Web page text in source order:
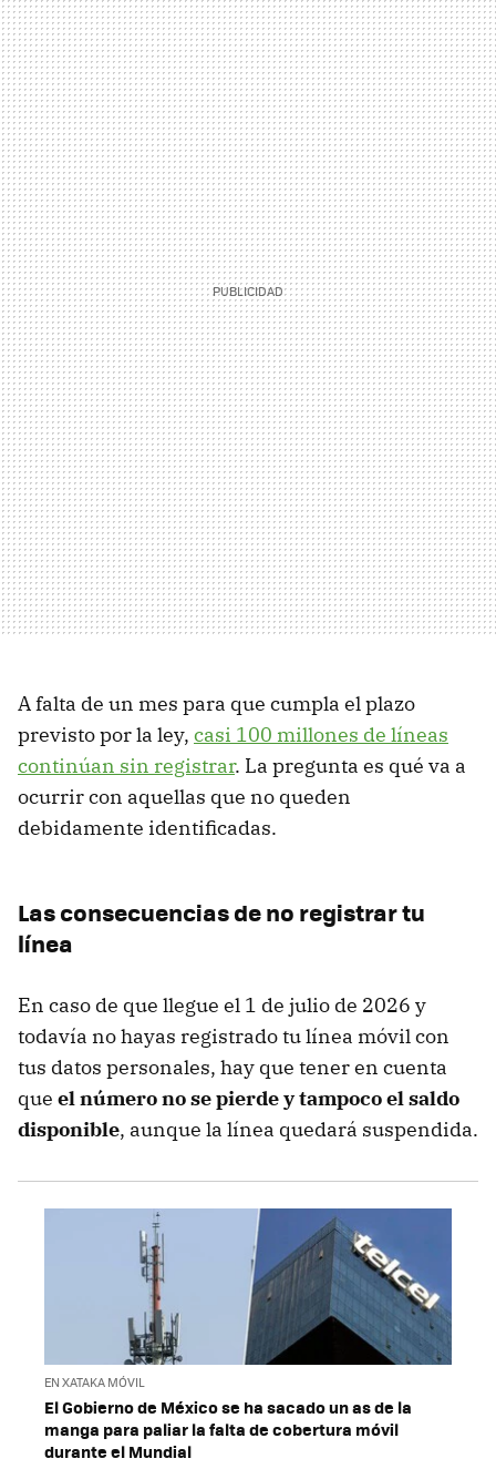
A falta de un mes para que cumpla el plazo
previsto por la ley, casi 100 millones de líneas
continúan sin registrar. La pregunta es qué va a
ocurrir con aquellas que no queden
debidamente identificadas.
Las consecuencias de no registrar tu
línea
En caso de que llegue el 1 de julio de 2026 y
todavía no hayas registrado tu línea móvil con
tus datos personales, hay que tener en cuenta
que el número no se pierde y tampoco el saldo
disponible, aunque la línea quedará suspendida.
EN XATAKA MÓVIL
El Gobierno de México se ha sacado un as de la
manga para paliar la falta de cobertura móvil
durante el Mundial